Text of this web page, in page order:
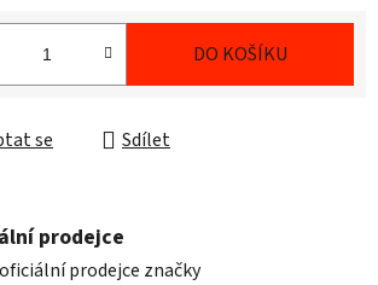
DO KOŠÍKU
se Sdílet
prodejce
prodejce značky